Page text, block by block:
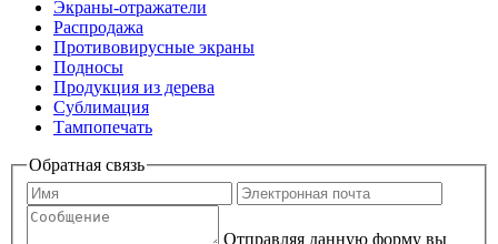
Экраны-отражатели
Распродажа
Противовирусные экраны
Подносы
Продукция из дерева
Сублимация
Тампопечать
Обратная связь
Отправляя данную форму вы